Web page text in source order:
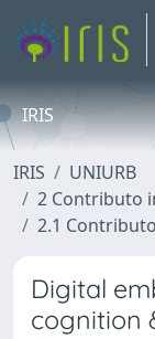
IRIS
IRIS
UNIURB
2 Contributo
2.1
Digital
cognition